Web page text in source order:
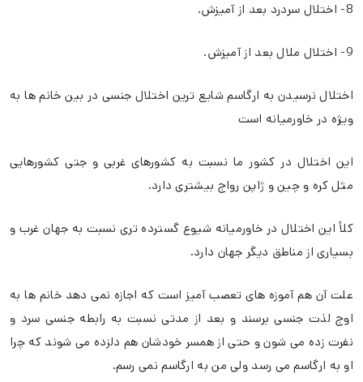
8- اختلال سردرد بعد از آمیزش.
9- اختلال ملال بعد از آمیزش.
اختلال نرسیدن به ارگاسم شایع ترین اختلال جنسی در بین خانم ها به
ویژه در خاورمیانه است
این اختلال در کشور ما نسبت به کشورهای غربی و جتی کشورهایی
مثل کره و چین و ژاپن رواج بیشتری دارد.
کلاً این اختلال در خاورمیانه شیوع گسترده تری نسبت به جهان غرب و
بسیاری از مناطق دیگر جهان دارد.
علت آن هم آموزه های تعصب آمیز است که اجازه نمی دهد خانم ها به
اوج لذت جنسی برسند و بعد از مدتی نسبت به رابطه جنسی سرد و
نفرت زده می شون و حتی از همسر خودشان هم دلزده می شوند که چرا
او به ارگاسم می رسد ولی من به ارگاسم نمی رسم.